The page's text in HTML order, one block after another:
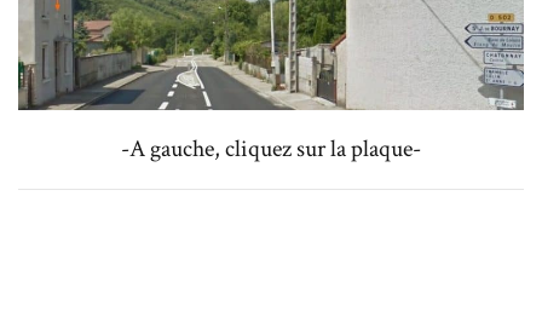
-A gauche, cliquez sur la plaque-